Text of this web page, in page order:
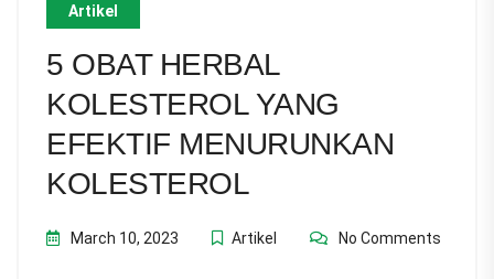
Artikel
5 OBAT HERBAL
KOLESTEROL YANG
EFEKTIF MENURUNKAN
KOLESTEROL
March 10, 2023 Artikel No Comments